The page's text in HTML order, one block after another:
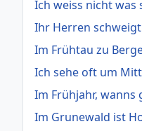
Ich weiss nicht was
Ihr Herren
Im Frühtau zu
Ich sehe oft um
Im Frühjahr, wanns
Im Grunewald ist